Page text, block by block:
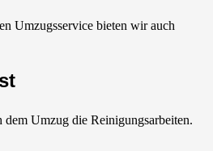
Umzugsservice bieten wir auch
dem Umzug die Reinigungsarbeiten.